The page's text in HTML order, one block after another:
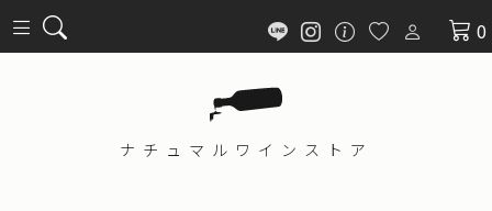
0
ナチュマル ワインストア